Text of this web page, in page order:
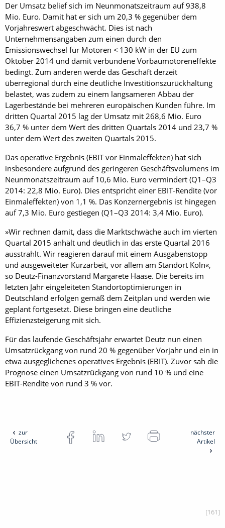
Der Umsatz belief sich im Neunmonatszeitraum auf 938,8
Mio. Euro. Damit hat er sich um 20,3 % gegenüber dem
Vorjahreswert abgeschwächt. Dies ist nach
Unternehmensangaben zum einen durch den
Emissionswechsel für Motoren < 130 kW in der EU zum
Oktober 2014 und damit verbundene Vorbaumotoreneffekte
bedingt. Zum anderen werde das Geschäft derzeit
überregional durch eine deutliche Investitionszurückhaltung
belastet, was zudem zu einem langsameren Abbau der
Lagerbestände bei mehreren europäischen Kunden führe. Im
dritten Quartal 2015 lag der Umsatz mit 268,6 Mio. Euro
36,7 % unter dem Wert des dritten Quartals 2014 und 23,7 %
unter dem Wert des zweiten Quartals 2015.
Das operative Ergebnis (EBIT vor Einmaleffekten) hat sich
insbesondere aufgrund des geringeren Geschäftsvolumens im
Neunmonatszeitraum auf 10,6 Mio. Euro vermindert (Q1–Q3
2014: 22,8 Mio. Euro). Dies entspricht einer EBIT-Rendite (vor
Einmaleffekten) von 1,1 %. Das Konzernergebnis ist hingegen
auf 7,3 Mio. Euro gestiegen (Q1–Q3 2014: 3,4 Mio. Euro).
»Wir rechnen damit, dass die Marktschwäche auch im vierten
Quartal 2015 anhält und deutlich in das erste Quartal 2016
ausstrahlt. Wir reagieren darauf mit einem Ausgabenstopp
und ausgeweiteter Kurzarbeit, vor allem am Standort Köln«,
so Deutz-Finanzvorstand Margarete Haase. Die bereits im
letzten Jahr eingeleiteten Standortoptimierungen in
Deutschland erfolgen gemäß dem Zeitplan und werden wie
geplant fortgesetzt. Diese bringen eine deutliche
Effizienzsteigerung mit sich.
Für das laufende Geschäftsjahr erwartet Deutz nun einen
Umsatzrückgang von rund 20 % gegenüber Vorjahr und ein in
etwa ausgeglichenes operatives Ergebnis (EBIT). Zuvor sah die
Prognose einen Umsatzrückgang von rund 10 % und eine
EBIT-Rendite von rund 3 % vor.
zur
Übersicht
nächster
Artikel
[161]